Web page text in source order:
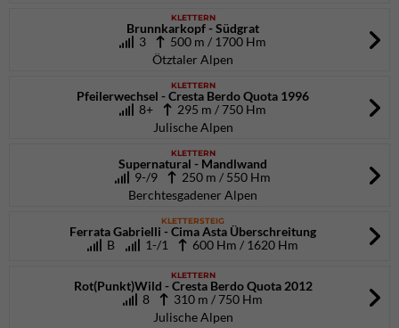
KLETTERN
Brunnkarkopf - Südgrat
3
500 m / 1700 Hm
Ötztaler Alpen
KLETTERN
Pfeilerwechsel - Cresta Berdo Quota 1996
8+
295 m / 750 Hm
Julische Alpen
KLETTERN
Supernatural - Mandlwand
9-/9
250 m / 550 Hm
Berchtesgadener Alpen
KLETTERSTEIG
Ferrata Gabrielli - Cima Asta Überschreitung
B
1-/1 600 Hm / 1620 Hm
KLETTERN
Rot(Punkt)Wild - Cresta Berdo Quota 2012
8
310 m / 750 Hm
Julische Alpen